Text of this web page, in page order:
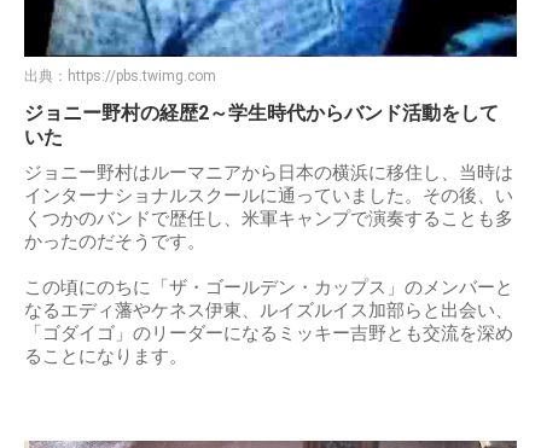
出典： https://pbs.twimg.com
ジョニー野村の経歴2～学生時代からバンド活動をして
いた
ジョニー野村はルーマニアから日本の横浜に移住し、当時は
インターナショナルスクールに通っていました。その後、い
くつかのバンドで歴任し、米軍キャンプで演奏することも多
かったのだそうです。
この頃にのちに「ザ・ゴールデン・カップス」のメンバーと
なるエディ藩やケネス伊東、ルイズルイス加部らと出会い、
「ゴダイゴ」のリーダーになるミッキー吉野とも交流を深め
ることになります。